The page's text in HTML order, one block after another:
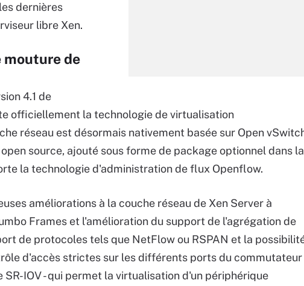
dernières
libre Xen.
mouture de
4.1 de
officiellement la technologie de virtualisation
réseau est désormais nativement basée sur Open
source, ajouté sous forme de package optionnel dans la
la technologie d'administration de flux Openflow.
améliorations à la couche réseau de Xen Server à
Frames et l'amélioration du support de l'agrégation de
de protocoles tels que NetFlow ou RSPAN et la
d'accès strictes sur les différents ports du commutateur
IOV - qui permet la virtualisation d'un périphérique